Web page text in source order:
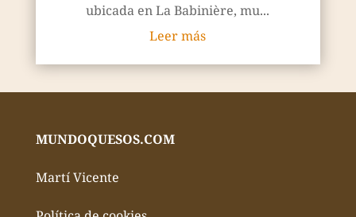
ubicada en La Babinière, mu...
Leer más
MUNDOQUESOS.COM
Martí Vicente